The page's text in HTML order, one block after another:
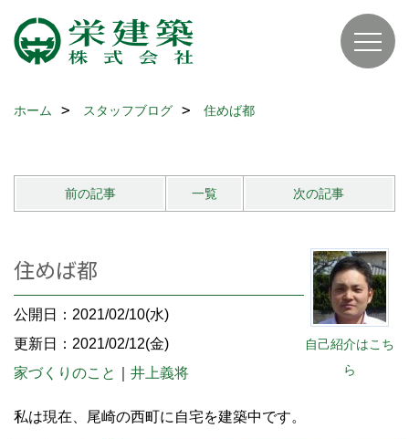
ホーム スタッフブログ 住めば都
前の記事 一覧 次の記事
自己紹介はこち
ら
住めば都
公開日：2021/02/10(水)
更新日：2021/02/12(金)
家づくりのこと
井上義将
私は現在、尾崎の西町に自宅を建築中です。